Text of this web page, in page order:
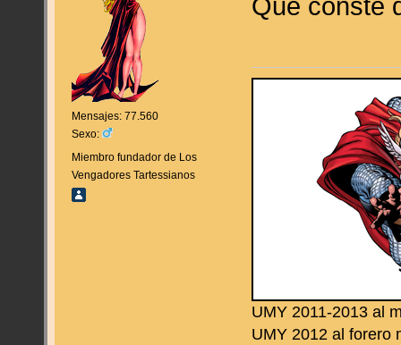
Mensajes: 77.560
Sexo:
Miembro fundador de Los
Vengadores Tartessianos
UMY 2011-2013 al
UMY 2012 al forero